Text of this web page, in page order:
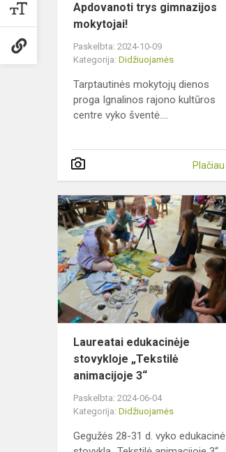
Apdovanoti trys gimnazijos
mokytojai!
Paskelbta: 2024-10-09
Kategorija: Didžiuojamės
Tarptautinės mokytojų dienos
proga Ignalinos rajono kultūros
centre vyko šventė....
Plačiau
Laureatai edukacinėje
stovykloje „Tekstilė
animacijoje 3“
Paskelbta: 2024-06-04
Kategorija: Didžiuojamės
Gegužės 28-31 d. vyko edukacinė